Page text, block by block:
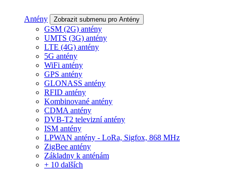
Antény Zobrazit submenu pro Antény
GSM (2G) antény
UMTS (3G) antény
LTE (4G) antény
5G antény
WiFi antény
GPS antény
GLONASS antény
RFID antény
Kombinované antény
CDMA antény
DVB-T2 televizní antény
ISM antény
LPWAN antény - LoRa, Sigfox, 868 MHz
ZigBee antény
Základny k anténám
+ 10 dalších